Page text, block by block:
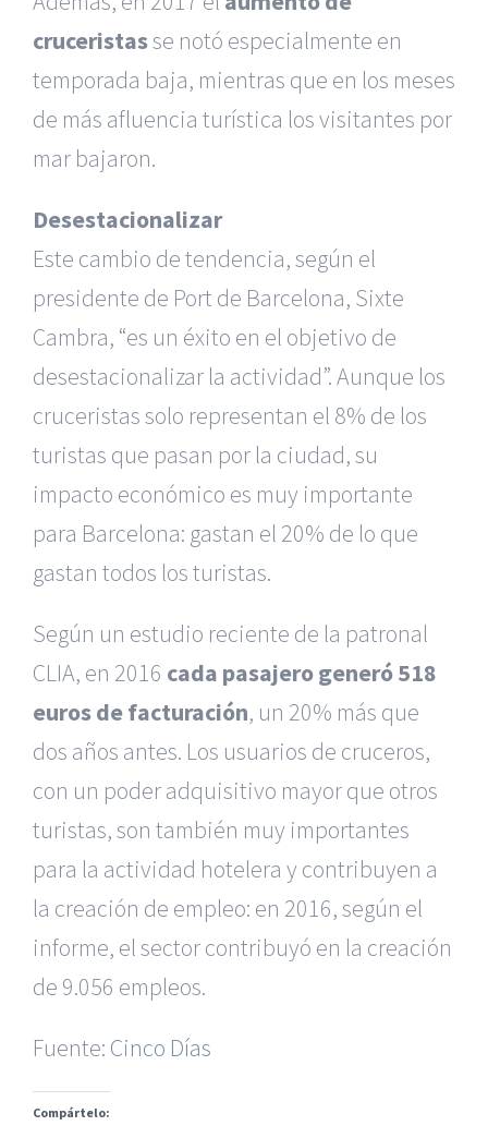
cruceristasse notó especialmente en
temporada baja, mientras que en los meses
de más afluencia turística los visitantes por
mar bajaron.
Desestacionalizar
Este cambio de tendencia, según el
presidente de Port de Barcelona, Sixte
Cambra, “es un éxito en el objetivo de
desestacionalizar la actividad”. Aunque los
cruceristas solo representan el 8% de los
turistas que pasan por la ciudad, su
impacto económico es muy importante
para Barcelona: gastan el 20% de lo que
gastan todos los turistas.
Según un estudio reciente de la patronal
CLIA, en 2016 cada pasajero generó 518
euros de facturación, un 20% más que
dos años antes. Los usuarios de cruceros,
con un poder adquisitivo mayor que otros
turistas, son también muy importantes
para la actividad hotelera y contribuyen a
la creación de empleo: en 2016, según el
informe, el sector contribuyó en la creación
de 9.056 empleos.
Fuente: Cinco Días
Compártelo:
| Reclamación de Accidentes en Alicante |Reclamación
de Accidentes en Madrid|BGD Abogados Madrid|GM
|Formación para Abogados
|Hacer Contrato De